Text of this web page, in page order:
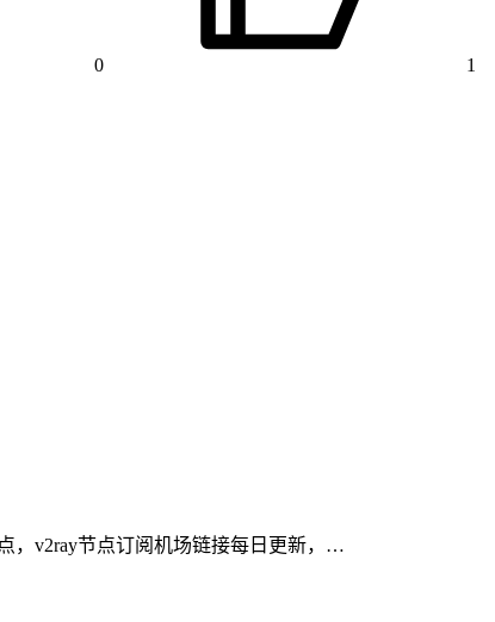
0 1
，v2ray节点订阅机场链接每日更新，…